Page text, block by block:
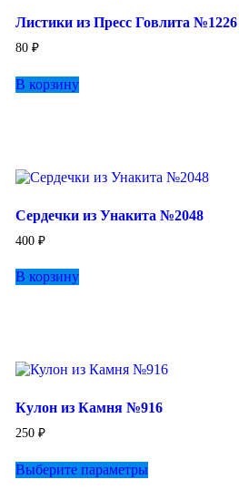
Листики из Пресс Говлита №1226
80₽
В корзину
Сердечки из Унакита №2048
400₽
В корзину
Кулон из Камня №916
250₽
Выберите параметры